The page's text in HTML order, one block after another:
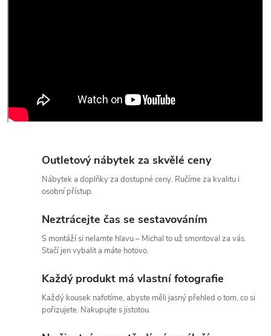
Outletový nábytek za skvělé ceny
Nábytek a doplňky za dostupné ceny. Ručíme za kvalitu i
osobní přístup.
Neztrácejte čas se sestavováním
S montáží si nelamte hlavu – Michal to už smontoval za vás.
Stačí jen vybalit a máte hotovo.
Každý produkt má vlastní fotografie
Každý kousek nafotíme, abyste měli jasný přehled o tom, co si
pořizujete. Nakupujte s jistotou.